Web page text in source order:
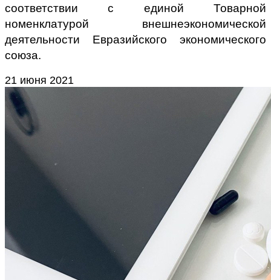
соответствии с единой Товарной
номенклатурой внешнеэкономической
деятельности Евразийского экономического
союза.
21 июня 2021